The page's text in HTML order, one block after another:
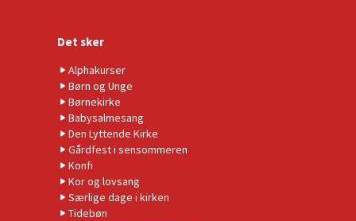
Det sker
Alphakurser
Børn og Unge
Børnekirke
Babysalmesang
Den Lyttende Kirke
Gårdfest i sensommeren
Konfi
Kor og lovsang
Særlige dage i kirken
Tidebøn